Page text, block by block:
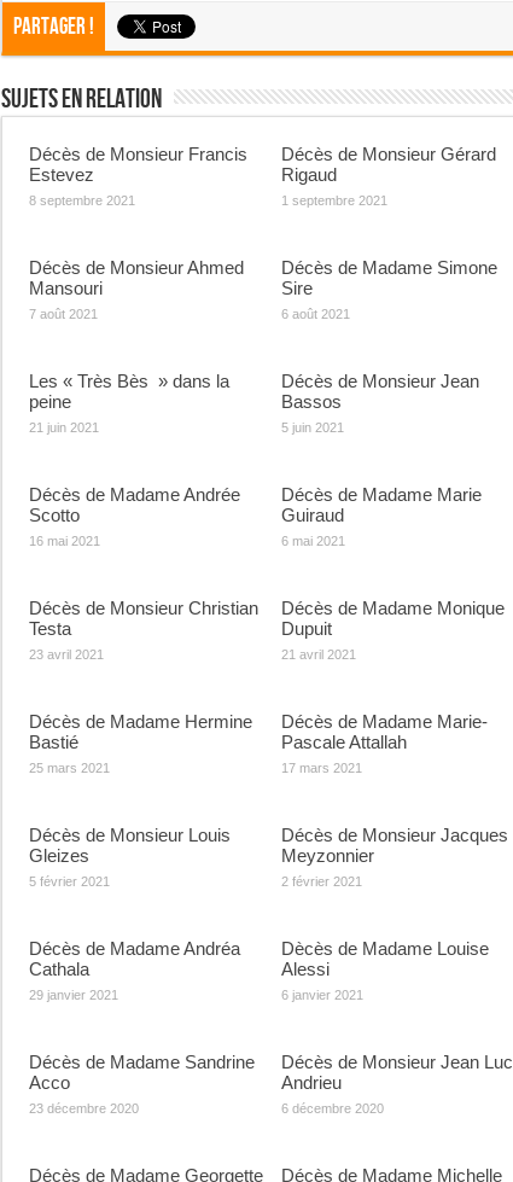
Partager !
Sujets En Relation
Décès de Monsieur Francis
Estevez
8 septembre 2021
Décès de Monsieur Gérard
Rigaud
1 septembre 2021
Décès de Monsieur Ahmed
Mansouri
7 août 2021
Décès de Madame Simone
Sire
6 août 2021
Les « Très Bès » dans la
peine
21 juin 2021
Décès de Monsieur Jean
Bassos
5 juin 2021
Décès de Madame Andrée
Scotto
16 mai 2021
Décès de Madame Marie
Guiraud
6 mai 2021
Décès de Monsieur Christian
Testa
23 avril 2021
Décès de Madame Monique
Dupuit
21 avril 2021
Décès de Madame Hermine
Bastié
25 mars 2021
Décès de Madame Marie-
Pascale Attallah
17 mars 2021
Décès de Monsieur Louis
Gleizes
5 février 2021
Décès de Monsieur Jacques
Meyzonnier
2 février 2021
Décès de Madame Andréa
Cathala
29 janvier 2021
Dècès de Madame Louise
Alessi
6 janvier 2021
Décès de Madame Sandrine
Acco
23 décembre 2020
Décès de Monsieur Jean Luc
Andrieu
6 décembre 2020
Décès de Madame Georgette
Décès de Madame Michelle